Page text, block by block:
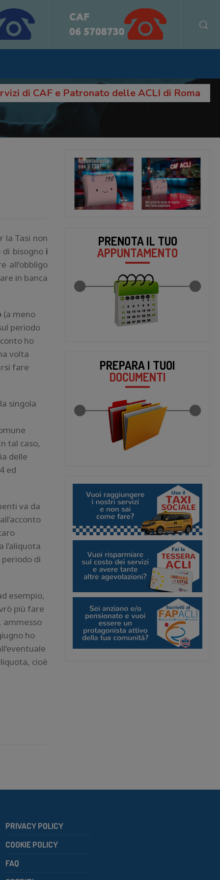
di CAF e Patronato delle ACLI di Roma
la Tasi non
di bisogno i
all’obbligo
in banca
(a meno
periodo
ho
volta
fare
singola
tal caso,
delle
ed
va da
l’aliquota
di
esempio,
più fare
ammesso
ho
cioè
PRENOTA IL TUO
APPUNTAMENTO
PREPARA I TUOI
DOCUMENTI
PRIVACY POLICY
COOKIE POLICY
FAQ